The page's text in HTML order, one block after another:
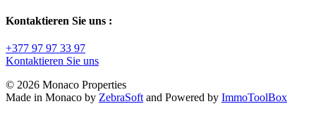
Kontaktieren Sie uns :
+377 97 97 33 97
Kontaktieren Sie uns
© 2026 Monaco Properties
Made in Monaco by ZebraSoft and Powered by ImmoToolBox